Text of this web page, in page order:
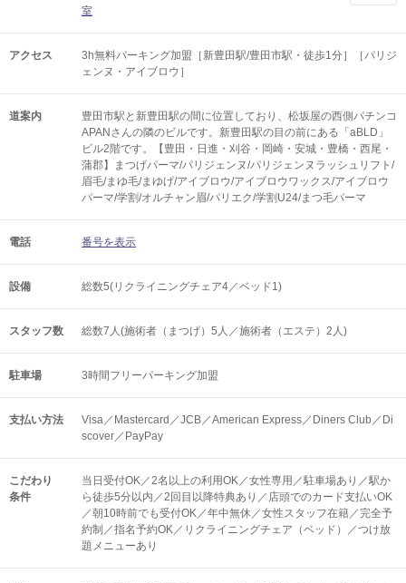
室
アクセス
3h無料パーキング加盟［新豊田駅/豊田市駅・徒歩1分］［パリジ
ェンヌ・アイブロウ］
道案内
豊田市駅と新豊田駅の間に位置しており、松坂屋の西側パチンコ
APANさんの隣のビルです。新豊田駅の目の前にある「aBLD」
ビル2階です。【豊田・日進・刈谷・岡崎・安城・豊橋・西尾・
蒲郡】まつげパーマ/パリジェンヌ/パリジェンヌラッシュリフト/
眉毛/まゆ毛/まゆげ/アイブロウ/アイブロウワックス/アイブロウ
パーマ/学割/オルチャン眉/パリエク/学割U24/まつ毛パーマ
電話 番号を表示
設備 総数5(リクライニングチェア4／ベッド1)
スタッフ数 総数7人(施術者（まつげ）5人／施術者（エステ）2人)
駐車場 3時間フリーパーキング加盟
支払い方法
Visa／Mastercard／JCB／American Express／Diners Club／Di
scover／PayPay
こだわり
条件
当日受付OK／2名以上の利用OK／女性専用／駐車場あり／駅か
ら徒歩5分以内／2回目以降特典あり／店頭でのカード支払いOK
／朝10時前でも受付OK／年中無休／女性スタッフ在籍／完全予
約制／指名予約OK／リクライニングチェア（ベッド）／つけ放
題メニューあり